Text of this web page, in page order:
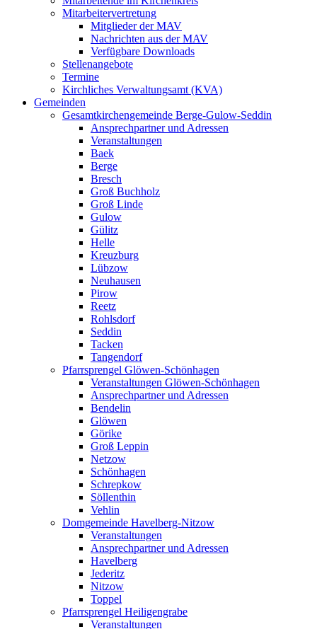
Mitarbeitervertretung
Mitglieder der MAV
Nachrichten aus der MAV
Verfügbare Downloads
Stellenangebote
Termine
Kirchliches Verwaltungsamt (KVA)
Gemeinden
Gesamtkirchengemeinde Berge-Gulow-Seddin
Ansprechpartner und Adressen
Veranstaltungen
Baek
Berge
Bresch
Groß Buchholz
Groß Linde
Gulow
Gülitz
Helle
Kreuzburg
Lübzow
Neuhausen
Pirow
Reetz
Rohlsdorf
Seddin
Tacken
Tangendorf
Pfarrsprengel Glöwen-Schönhagen
Veranstaltungen Glöwen-Schönhagen
Ansprechpartner und Adressen
Bendelin
Glöwen
Görike
Groß Leppin
Netzow
Schönhagen
Schrepkow
Söllenthin
Vehlin
Domgemeinde Havelberg-Nitzow
Veranstaltungen
Ansprechpartner und Adressen
Havelberg
Jederitz
Nitzow
Toppel
Pfarrsprengel Heiligengrabe
Veranstaltungen